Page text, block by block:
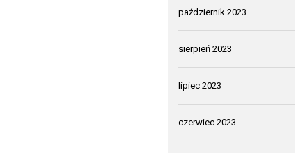
październik 2023
sierpień 2023
lipiec 2023
czerwiec 2023